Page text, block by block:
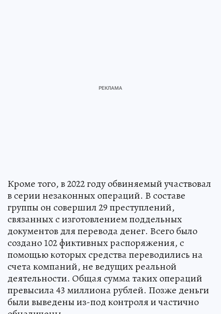
Кроме того, в 2022 году обвиняемый участвовал
в серии незаконных операций. В составе
группы он совершил 29 преступлений,
связанных с изготовлением поддельных
документов для перевода денег. Всего было
создано 102 фиктивных распоряжения, с
помощью которых средства переводились на
счета компаний, не ведущих реальной
деятельности. Общая сумма таких операций
превысила 43 миллиона рублей. Позже деньги
были выведены из-под контроля и частично